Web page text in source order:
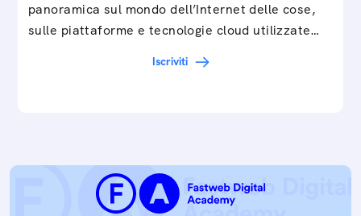
panoramica sul mondo dell’Internet delle cose,
sulle piattaforme e tecnologie cloud utilizzate
Iscriviti